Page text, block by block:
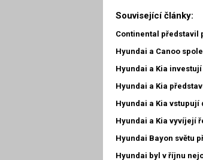
Související články:
Continental představil
Hyundai a Canoo
Hyundai a Kia
Hyundai a Kia
Hyundai a Kia
Hyundai a Kia vyvíjejí
Hyundai Bayon světu
Hyundai byl v říjnu